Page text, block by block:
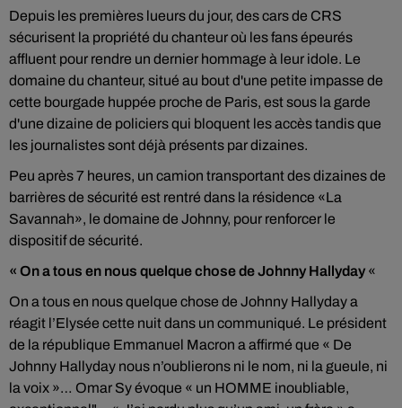
Depuis les premières lueurs du jour, des cars de CRS
sécurisent la propriété du chanteur où les fans épeurés
affluent pour rendre un dernier hommage à leur idole. Le
domaine du chanteur, situé au bout d'une petite impasse de
cette bourgade huppée proche de Paris, est sous la garde
d'une dizaine de policiers qui bloquent les accès tandis que
les journalistes sont déjà présents par dizaines.
Peu après 7 heures, un camion transportant des dizaines de
barrières de sécurité est rentré dans la résidence «La
Savannah», le domaine de Johnny, pour renforcer le
dispositif de sécurité.
« On a tous en nous quelque chose de Johnny Hallyday «
On a tous en nous quelque chose de Johnny Hallyday a
réagit l’Elysée cette nuit dans un communiqué. Le président
de la république Emmanuel Macron a affirmé que « De
Johnny Hallyday nous n’oublierons ni le nom, ni la gueule, ni
la voix »… Omar Sy évoque « un HOMME inoubliable,